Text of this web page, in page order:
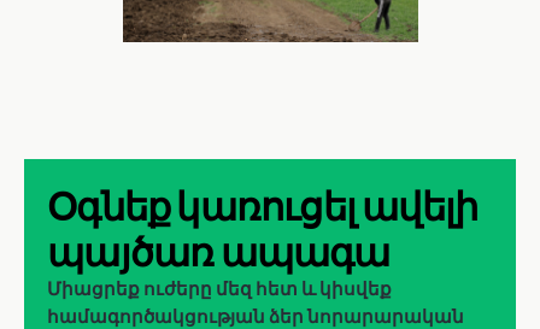
Օգնեք կառուցել ավելի
պայծառ ապագա
Միացրեք ուժերը մեզ հետ և կիսվեք
համագործակցության ձեր նորարարական